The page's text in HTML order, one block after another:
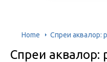
Home Спреи аквалор:
Спреи аквалор: